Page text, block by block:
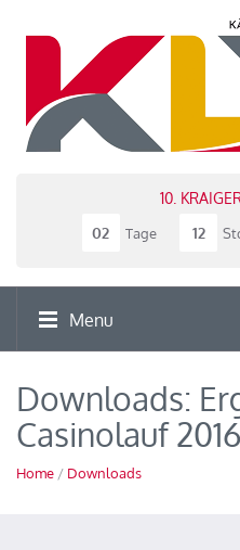
10.
02
Tage 12
Menu
Downloads:
Casinolauf 2016
Home / Downloads